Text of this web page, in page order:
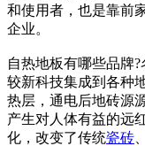
和使用者，也是靠前
企业。
自热地板有哪些品牌
较新科技集成到各种
热层，通电后地砖源
产生对人体有益的远
化，改变了传统瓷砖